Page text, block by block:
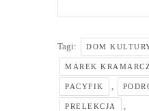
Tagi: DOM
MAREK
PACYFIK ,
PRELEKCJA ,